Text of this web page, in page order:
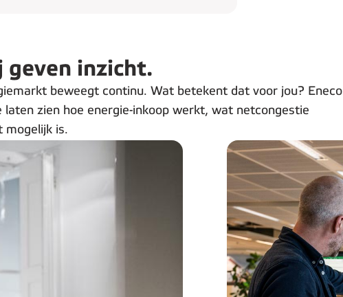
geven inzicht.
beweegt continu. Wat betekent dat voor jou? Eneco
laten zien hoe energie-inkoop werkt, wat netcongestie
mogelijk is.